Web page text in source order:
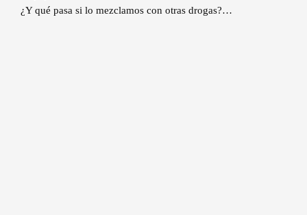
¿Y qué pasa si lo mezclamos con otras drogas?…